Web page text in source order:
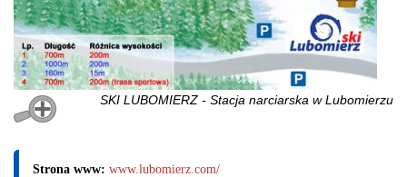
SKI LUBOMIERZ - Stacja narciarska w Lubomierzu
Strona www: www.lubomierz.com/